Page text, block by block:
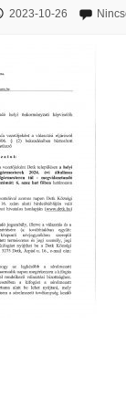
2023-10-26